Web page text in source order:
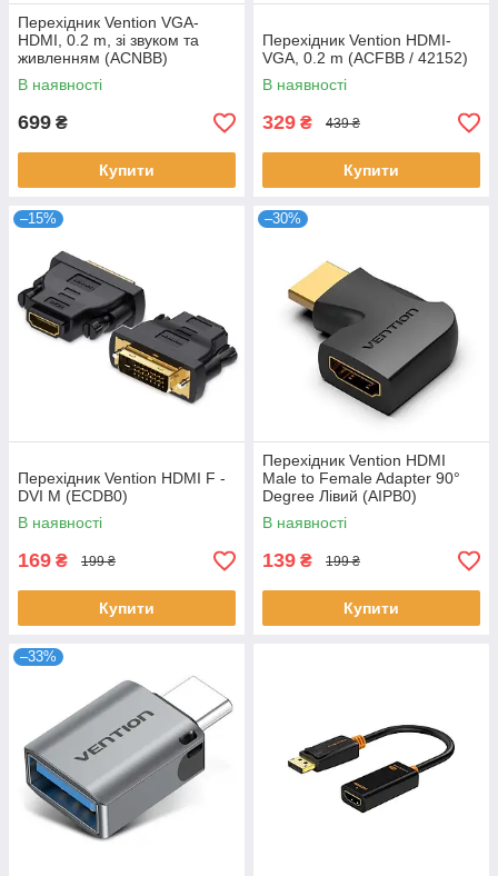
Перехідник Vention VGA-
HDMI, 0.2 m, зі звуком та
живленням (ACNBB)
В наявності
699 ₴
Купити
Перехідник Vention HDMI-
VGA, 0.2 m (ACFBB / 42152)
В наявності
329 ₴ 439 ₴
Купити
–15%
Перехідник Vention HDMI F -
DVI M (ECDB0)
В наявності
169 ₴ 199 ₴
Купити
–30%
Перехідник Vention HDMI
Male to Female Adapter 90°
Degree Лівий (AIPB0)
В наявності
139 ₴ 199 ₴
Купити
–33%